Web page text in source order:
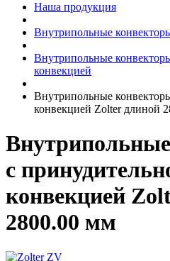
Наша продукция
Внутрипольные
Внутрипольные
конвекцией
Внутрипольные
конвекцией Zolter длиной
с
конвекцией
2800.00 мм